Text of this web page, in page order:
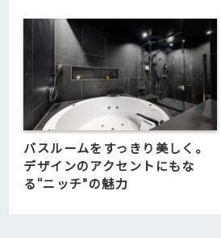
バスルームをすっきり美しく。
デザインのアクセントにもな
る“ニッチ”の魅力